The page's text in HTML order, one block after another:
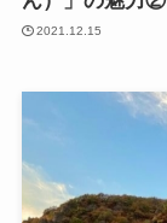
2021.12.15